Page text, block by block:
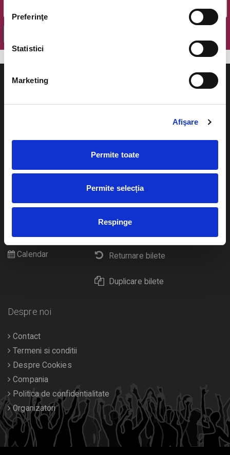
Preferinţe
Statistici
Marketing
Afişare
Permite toate
Permite selecția
Respinge
Cum comand bilete?
eBilet printat acasa
Returnare bilete
Duplicare bilete
festivaluri
Pentru copii
Diverse
Calendar
Despre noi
Contact
Termeni si conditii
Despre Cookies
Compania
Politica de confidentialitate
Organizatori